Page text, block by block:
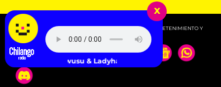
© 2026 SOPITAS.COM - MÚSICA, NOTICIAS, DEPORTES, ENTRETENIMIENTO Y
MÁS!.
x
Genesis Owusu & Ladyhawke - FALLING BOTH WAYS